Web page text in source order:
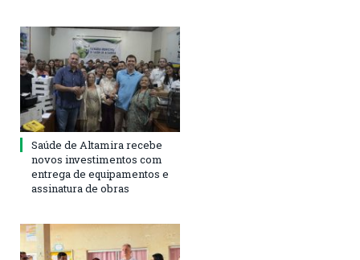
Saúde de Altamira recebe
novos investimentos com
entrega de equipamentos e
assinatura de obras